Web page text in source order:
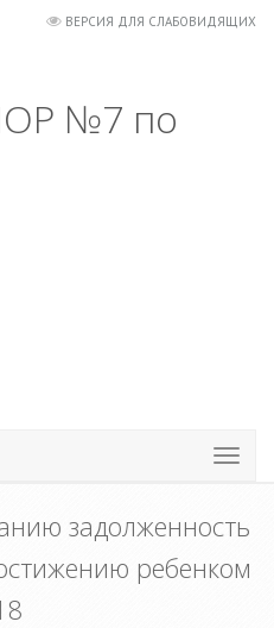
ВЕРСИЯ ДЛЯ СЛАБОВИДЯЩИХ
№7 по
задолженность
ребенком